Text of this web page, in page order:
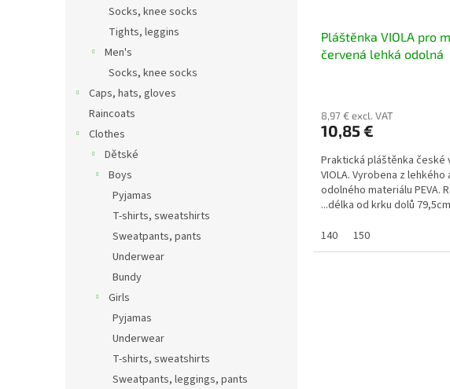
Socks, knee socks
Tights, leggins
Men's
Socks, knee socks
Caps, hats, gloves
Raincoats
Clothes
Dětské
Boys
Pyjamas
T-shirts, sweatshirts
Sweatpants, pants
Underwear
Bundy
Girls
Pyjamas
Underwear
T-shirts, sweatshirts
Sweatpants, leggings, pants
Pláštěnka VIOLA pro
červená lehká odolná
8,97 € excl. VAT
10,85 €
Praktická pláštěnka české
VIOLA. Vyrobena z lehkého
odolného materiálu PEVA.
...délka od krku dolů
140
150